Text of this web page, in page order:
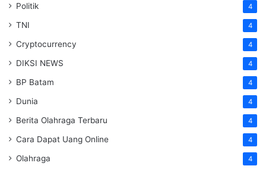
Politik 4
TNI 4
Cryptocurrency 4
DIKSI NEWS 4
BP Batam 4
Dunia 4
Berita Olahraga Terbaru 4
Cara Dapat Uang Online 4
Olahraga 4